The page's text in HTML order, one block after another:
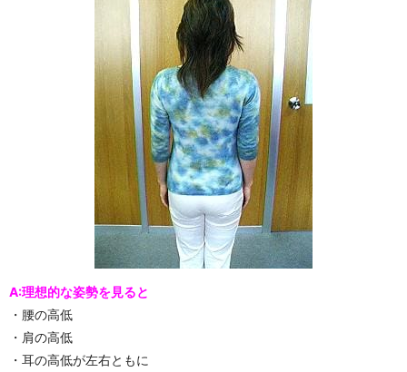
A:理想的な姿勢を見ると
・腰の高低
・肩の高低
・耳の高低が左右ともに